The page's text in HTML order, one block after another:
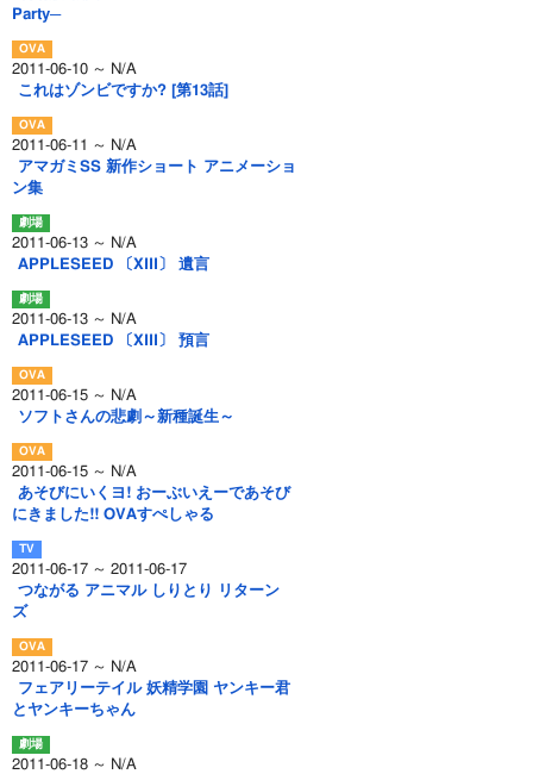
Party─
2011-06-10 ～ N/A
これはゾンビですか? [第13話]
2011-06-11 ～ N/A
アマガミSS 新作ショート アニメーショ
ン集
2011-06-13 ～ N/A
APPLESEED 〔XIII〕 遺言
2011-06-13 ～ N/A
APPLESEED 〔XIII〕 預言
2011-06-15 ～ N/A
ソフトさんの悲劇～新種誕生～
2011-06-15 ～ N/A
あそびにいくヨ! おーぶいえーであそび
にきました!! OVAすぺしゃる
2011-06-17 ～ 2011-06-17
つながる アニマル しりとり リターン
ズ
2011-06-17 ～ N/A
フェアリーテイル 妖精学園 ヤンキー君
とヤンキーちゃん
2011-06-18 ～ N/A